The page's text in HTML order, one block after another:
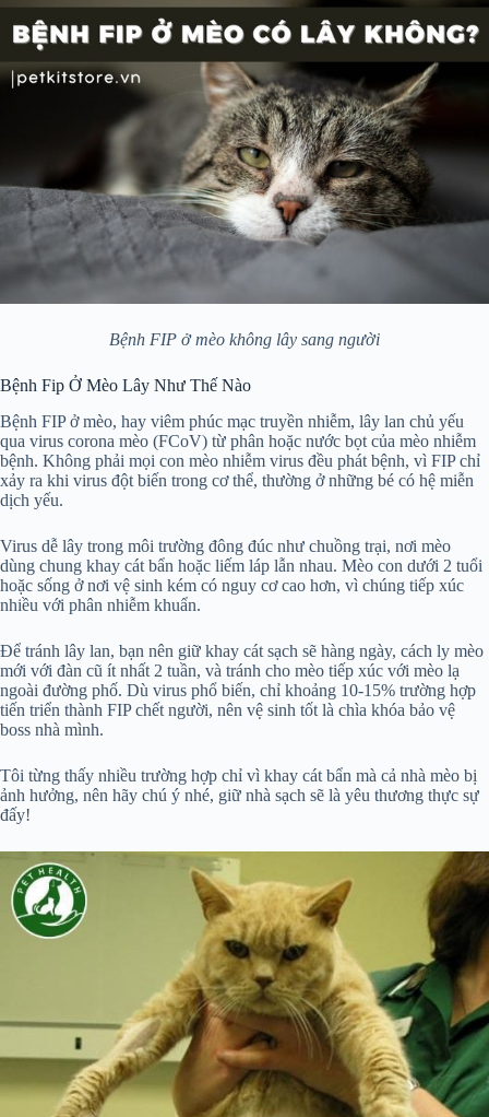
Bệnh FIP ở mèo không lây sang người
Bệnh Fip Ở Mèo Lây Như Thế Nào
Bệnh FIP ở mèo, hay viêm phúc mạc truyền nhiễm, lây lan chủ yếu
qua virus corona mèo (FCoV) từ phân hoặc nước bọt của mèo nhiễm
bệnh. Không phải mọi con mèo nhiễm virus đều phát bệnh, vì FIP chỉ
xảy ra khi virus đột biến trong cơ thể, thường ở những bé có hệ miễn
dịch yếu.
Virus dễ lây trong môi trường đông đúc như chuồng trại, nơi mèo
dùng chung khay cát bẩn hoặc liếm láp lẫn nhau. Mèo con dưới 2 tuổi
hoặc sống ở nơi vệ sinh kém có nguy cơ cao hơn, vì chúng tiếp xúc
nhiều với phân nhiễm khuẩn.
Để tránh lây lan, bạn nên giữ khay cát sạch sẽ hàng ngày, cách ly mèo
mới với đàn cũ ít nhất 2 tuần, và tránh cho mèo tiếp xúc với mèo lạ
ngoài đường phố. Dù virus phổ biến, chỉ khoảng 10-15% trường hợp
tiến triển thành FIP chết người, nên vệ sinh tốt là chìa khóa bảo vệ
boss nhà mình.
Tôi từng thấy nhiều trường hợp chỉ vì khay cát bẩn mà cả nhà mèo bị
ảnh hưởng, nên hãy chú ý nhé, giữ nhà sạch sẽ là yêu thương thực sự
đấy!